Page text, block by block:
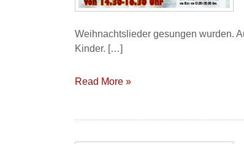
Weihnachtslieder gesungen wurden.
Kinder. […]
Read More »